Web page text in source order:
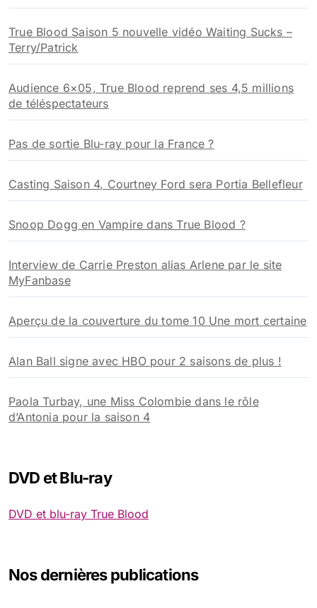
True Blood Saison 5 nouvelle vidéo Waiting Sucks –
Terry/Patrick
Audience 6×05, True Blood reprend ses 4,5 millions
de téléspectateurs
Pas de sortie Blu-ray pour la France ?
Casting Saison 4, Courtney Ford sera Portia Bellefleur
Snoop Dogg en Vampire dans True Blood ?
Interview de Carrie Preston alias Arlene par le site
MyFanbase
Aperçu de la couverture du tome 10 Une mort certaine
Alan Ball signe avec HBO pour 2 saisons de plus !
Paola Turbay, une Miss Colombie dans le rôle
d’Antonia pour la saison 4
DVD et Blu-ray
DVD et blu-ray True Blood
Nos dernières publications